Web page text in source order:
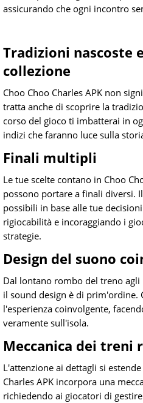
assicurando che ogni incontro
Tradizioni nascoste
collezione
Choo Choo Charles APK non
tratta anche di scoprire la
corso del gioco ti imbatterai in
indizi che faranno luce sulla
Finali multipli
Le tue scelte contano in Choo
possono portare a finali diversi.
possibili in base alle tue
rigiocabilità e incoraggiando i
strategie.
Design del suono
Dal lontano rombo del treno
il sound design è di prim'ordine.
l'esperienza coinvolgente,
veramente sull'isola.
Meccanica dei treni
L'attenzione ai dettagli si
Charles APK incorpora una
richiedendo ai giocatori di